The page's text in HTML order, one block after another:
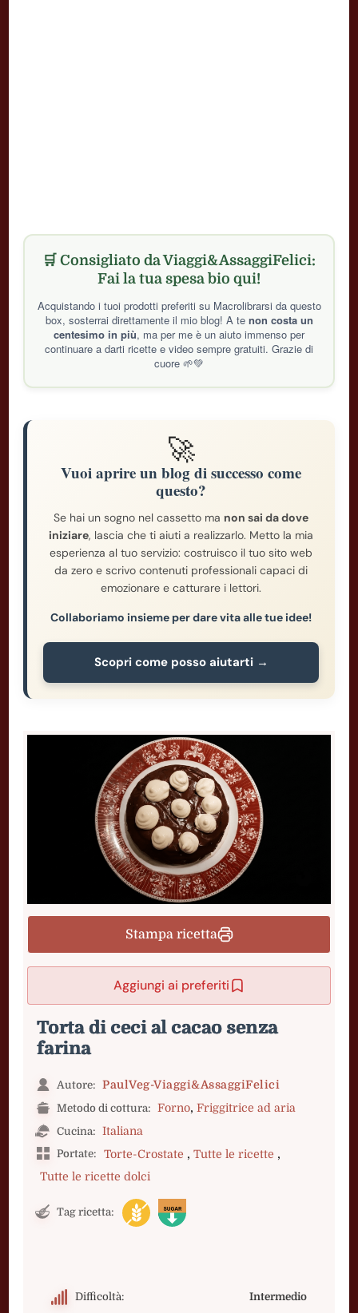
🛒 Consigliato da Viaggi&AssaggiFelici:
Fai la tua spesa bio qui!
Acquistando i tuoi prodotti preferiti su Macrolibrarsi da questo
box, sosterrai direttamente il mio blog! A te non costa un
centesimo in più, ma per me è un aiuto immenso per
continuare a darti ricette e video sempre gratuiti. Grazie di
cuore 🌱💚
🚀
Vuoi aprire un blog di successo come
questo?
Se hai un sogno nel cassetto ma non sai da dove
iniziare, lascia che ti aiuti a realizzarlo. Metto la mia
esperienza al tuo servizio: costruisco il tuo sito web
da zero e scrivo contenuti professionali capaci di
emozionare e catturare i lettori.
Collaboriamo insieme per dare vita alle tue idee!
Scopri come posso aiutarti →
Stampa ricetta
Aggiungi ai preferiti
Torta di ceci al cacao senza
farina
Autore: PaulVeg-Viaggi&AssaggiFelici
Metodo di cottura: Forno, Friggitrice ad aria
Cucina: Italiana
Portate: Torte-Crostate , Tutte le ricette ,
Tutte le ricette dolci
Tag ricetta:
Difficoltà: Intermedio